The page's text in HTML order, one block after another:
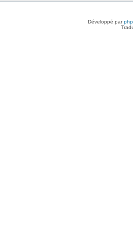
Développé par